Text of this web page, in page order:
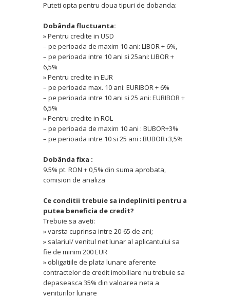
Puteti opta pentru doua tipuri de dobanda:
Dobânda fluctuanta:
» Pentru credite in USD
– pe perioada de maxim 10 ani: LIBOR + 6%,
– pe perioada intre 10 ani si 25ani: LIBOR +
6,5%
» Pentru credite in EUR
– pe perioada max. 10 ani: EURIBOR + 6%
– pe perioada intre 10 ani si 25 ani: EURIBOR +
6,5%
» Pentru credite in ROL
– pe perioada de maxim 10 ani : BUBOR+3%
– pe perioada intre 10 si 25 ani : BUBOR+3,5%
Dobânda fixa :
9.5% pt. RON + 0,5% din suma aprobata,
comision de analiza
Ce conditii trebuie sa indepliniti pentru a
putea beneficia de credit?
Trebuie sa aveti:
» varsta cuprinsa intre 20-65 de ani;
» salariul/ venitul net lunar al aplicantului sa
fie de minim 200 EUR
» obligatiile de plata lunare aferente
contractelor de credit imobiliare nu trebuie sa
depaseasca 35% din valoarea neta a
veniturilor lunare